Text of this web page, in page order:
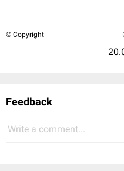
© Copyright
Feedback
Write a comment...